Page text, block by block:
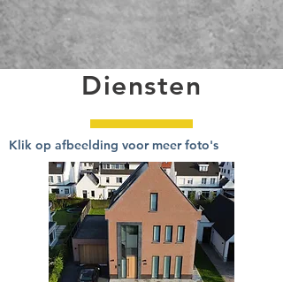
Diensten
Klik op afbeelding voor meer foto's